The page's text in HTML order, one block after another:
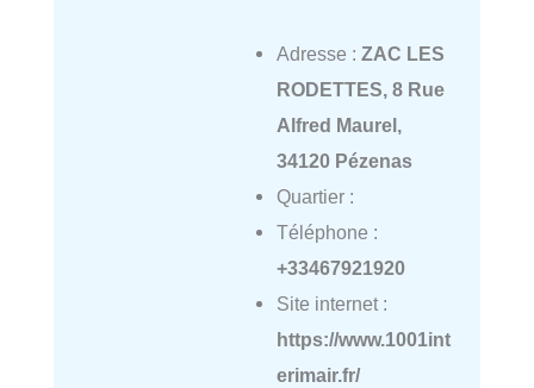
Adresse : ZAC LES
RODETTES, 8 Rue
Alfred Maurel,
34120 Pézenas
Quartier :
Téléphone :
+33467921920
Site internet :
https://www.1001int
erimair.fr/